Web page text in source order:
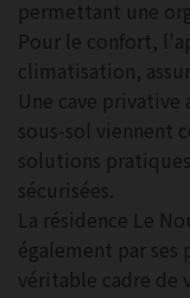
permettant une
Pour le confort,
climatisation,
Une cave
sous-sol viennent
solutions
sécurisées.
La résidence Le
également par
véritable cadre de